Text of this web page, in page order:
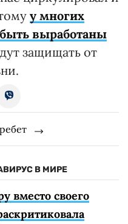
у многих
выработаны
защищать от
В МИРЕ
вместо своего